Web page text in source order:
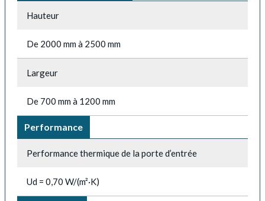
Hauteur
De 2000 mm à 2500 mm
Largeur
De 700 mm à 1200 mm
Performance
Performance thermique de la porte d’entrée
Ud = 0,70 W/(m²·K)